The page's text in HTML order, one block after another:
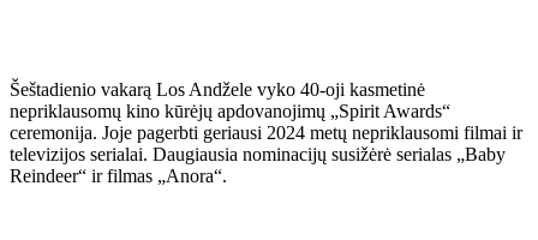
Šeštadienio vakarą Los Andžele vyko 40-oji kasmetinė
nepriklausomų kino kūrėjų apdovanojimų „Spirit Awards“
ceremonija. Joje pagerbti geriausi 2024 metų nepriklausomi filmai ir
televizijos serialai. Daugiausia nominacijų susižėrė serialas „Baby
Reindeer“ ir filmas „Anora“.